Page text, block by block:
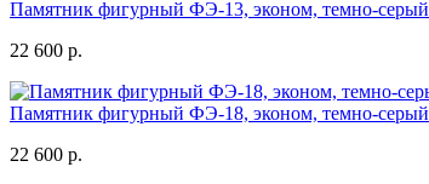
Памятник фигурный ФЭ-13, эконом, темно-серый
22 600 р.
Памятник фигурный ФЭ-18, эконом, темно-серый
22 600 р.